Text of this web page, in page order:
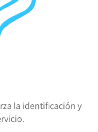
la identificación y